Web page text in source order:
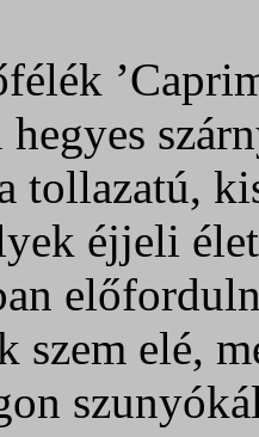
hegyes
tollazatú,
éjjeli
szem elé,